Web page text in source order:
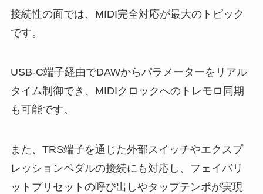
接続性の面では、MIDI完全対応が最大のトピック
です。
USB-C端子経由でDAWからパラメーターをリアル
タイム制御でき、MIDIクロックへのトレモロ同期
も可能です。
また、TRS端子を通じた外部スイッチやエクスプ
レッションペダルの接続にも対応し、フェイバリ
ットプリセットの呼び出しやタップテンポが実現